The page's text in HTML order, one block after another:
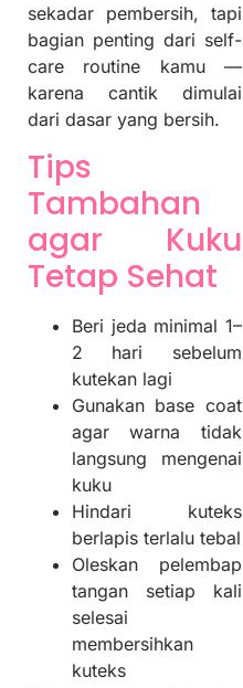
sekadar pembersih, tapi
bagian penting dari self-
care routine kamu —
karena cantik dimulai
dari dasar yang bersih.
Tips
Tambahan
agar Kuku
Tetap Sehat
Beri jeda minimal 1–
2 hari sebelum
kutekan lagi
Gunakan base coat
agar warna tidak
langsung mengenai
kuku
Hindari kuteks
berlapis terlalu tebal
Oleskan pelembap
tangan setiap kali
selesai
membersihkan
kuteks